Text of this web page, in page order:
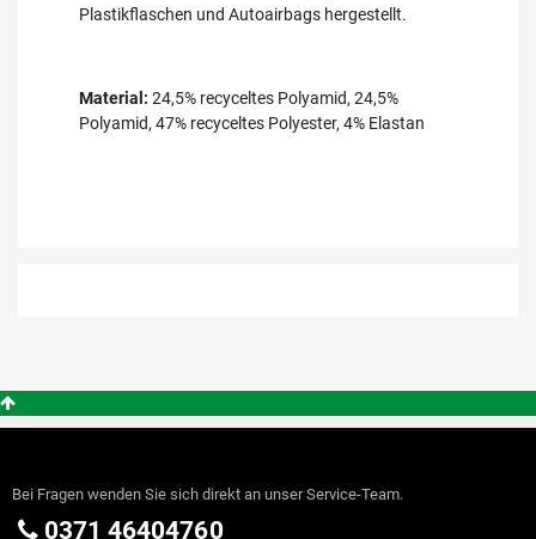
Plastikflaschen und Autoairbags hergestellt.
Material: 24,5% recyceltes Polyamid, 24,5%
Polyamid, 47% recyceltes Polyester, 4% Elastan
Bei Fragen wenden Sie sich direkt an unser Service-Team.
0371 46404760